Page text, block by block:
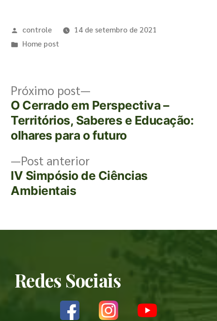
controle
14 de setembro de 2021
Home post
Post anterior
IV Simpósio de Ciências
Ambientais
Próximo post
O Cerrado em Perspectiva –
Territórios, Saberes e Educação:
olhares para o futuro
Redes Sociais